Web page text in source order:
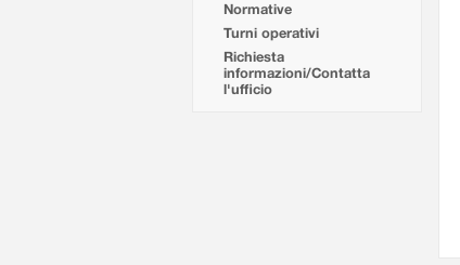
Normative
Turni operativi
Richiesta
informazioni/Contatta
l'ufficio